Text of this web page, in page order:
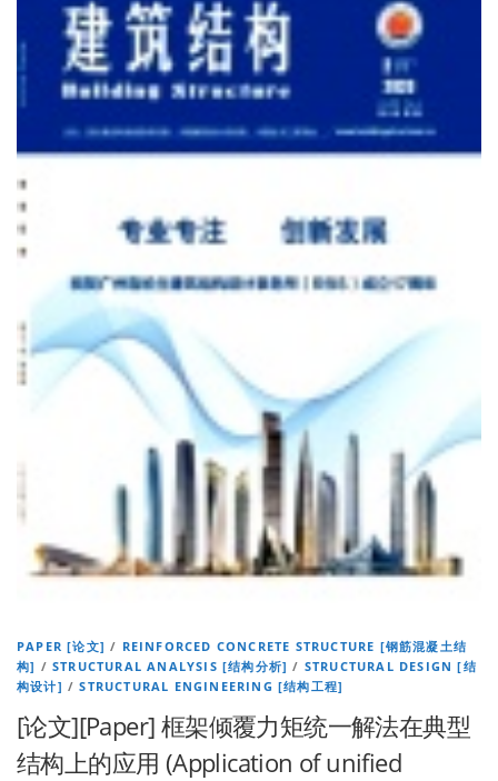
PAPER [论文] / REINFORCED CONCRETE STRUCTURE [钢筋混凝土结
构] /STRUCTURAL ANALYSIS [结构分析] / STRUCTURAL DESIGN [结
构设计] /STRUCTURAL ENGINEERING [结构工程]
[论文][Paper] 框架倾覆力矩统一解法在典型
结构上的应用 (Application of unified